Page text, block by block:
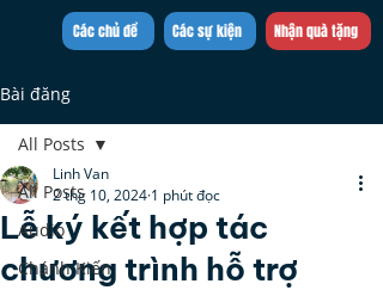
Trần Việt Quân
Các sự kiện
Các chủ đề Nhận quà tặng
Bài đăng
All Posts
Audio
Chánh Kiến
All Posts
Lễ ký kết hợp tác
chương trình hỗ trợ
Linh Van
2 thg 10, 2024 1 phút đọc